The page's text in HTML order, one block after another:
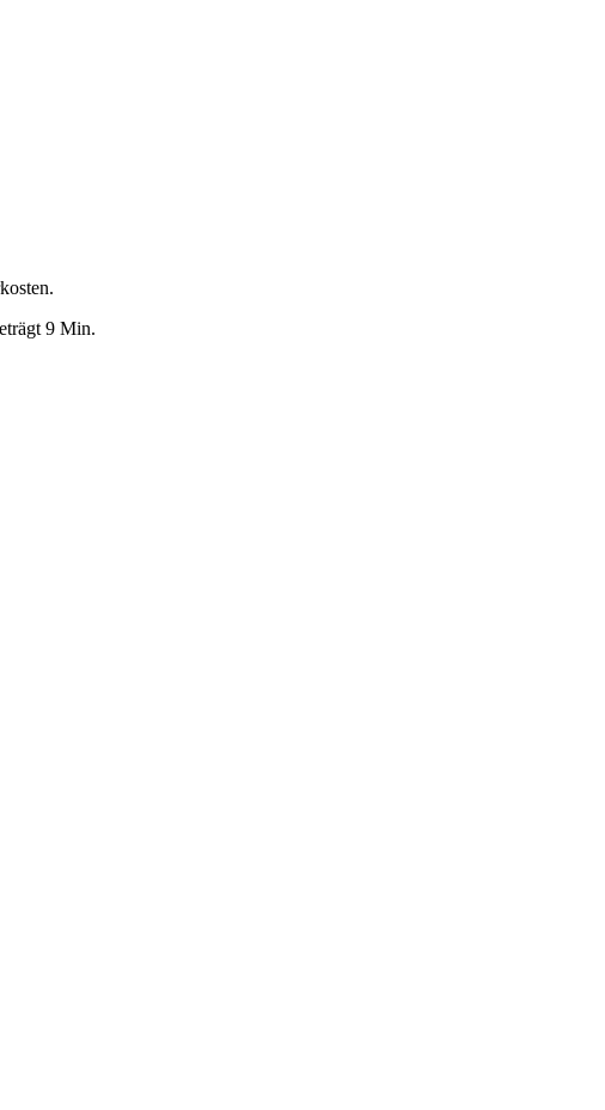
9 Min.